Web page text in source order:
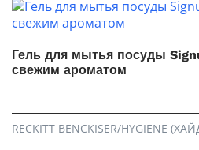
Гель для мытья посуды
свежим ароматом
RECKITT BENCKISER/HYGIENE